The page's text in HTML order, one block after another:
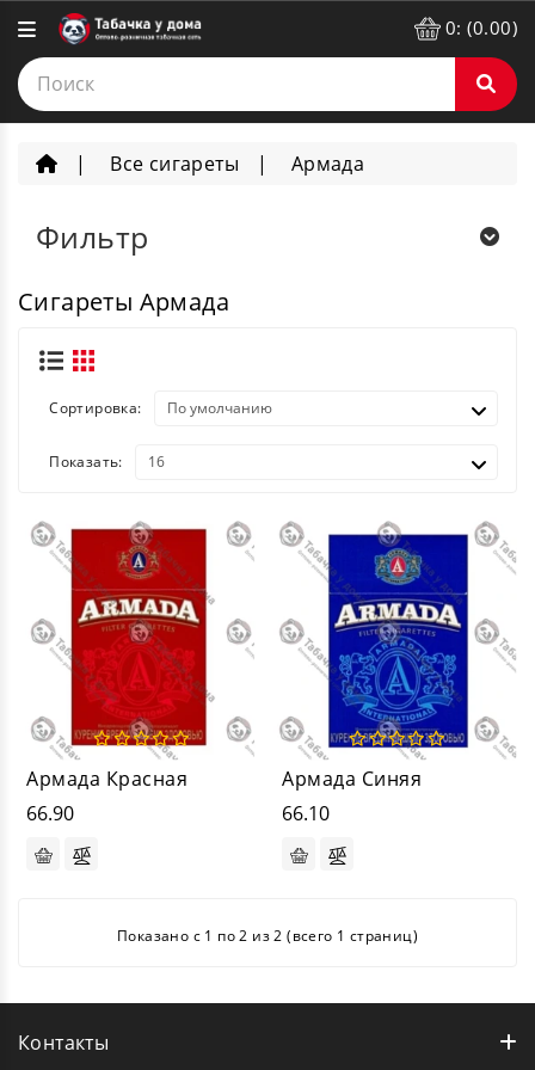
0: (0.00)
Все сигареты Армада
Фильтр
Сигареты Армада
Сортировка:
Показать:
Армада Красная
66.90
Армада Синяя
66.10
Показано с 1 по 2 из 2 (всего 1 страниц)
Контакты